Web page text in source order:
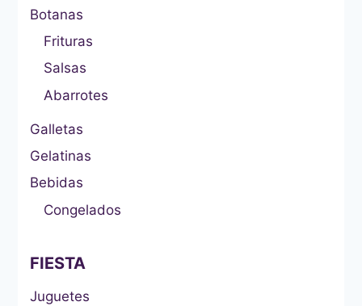
Botanas
Frituras
Salsas
Abarrotes
Galletas
Gelatinas
Bebidas
Congelados
FIESTA
Juguetes